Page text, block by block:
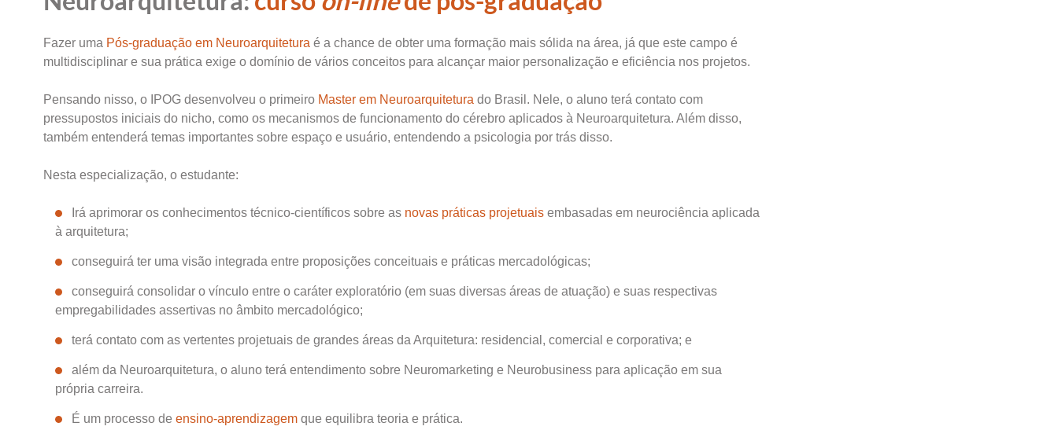
Fazer uma Pós-graduação em Neuroarquitetura é a chance de obter uma formação mais sólida na área, já que este campo é
multidisciplinar e sua prática exige o domínio de vários conceitos para alcançar maior personalização e eficiência nos projetos.
Pensando nisso, o IPOG desenvolveu o primeiro Master em Neuroarquitetura do Brasil. Nele, o aluno terá contato com
pressupostos iniciais do nicho, como os mecanismos de funcionamento do cérebro aplicados à Neuroarquitetura. Além disso,
também entenderá temas importantes sobre espaço e usuário, entendendo a psicologia por trás disso.
Nesta especialização, o estudante:
Irá aprimorar os conhecimentos técnico-científicos sobre as novas práticas projetuais embasadas em neurociência aplicada
à arquitetura;
conseguirá ter uma visão integrada entre proposições conceituais e práticas mercadológicas;
conseguirá consolidar o vínculo entre o caráter exploratório (em suas diversas áreas de atuação) e suas respectivas
empregabilidades assertivas no âmbito mercadológico;
terá contato com as vertentes projetuais de grandes áreas da Arquitetura: residencial, comercial e corporativa; e
além da Neuroarquitetura, o aluno terá entendimento sobre Neuromarketing e Neurobusiness para aplicação em sua
própria carreira.
É um processo de ensino-aprendizagem que equilibra teoria e prática.